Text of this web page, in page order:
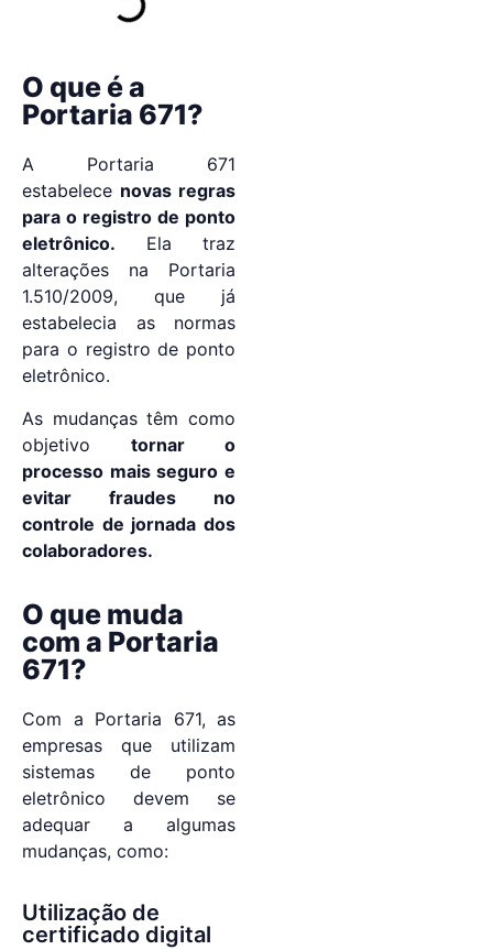
O que é a
Portaria 671?
A Portaria 671
estabelece novas regras
para o registro de ponto
eletrônico. Ela traz
alterações na Portaria
1.510/2009, que já
estabelecia as normas
para o registro de ponto
eletrônico.
As mudanças têm como
objetivo tornar o
processo mais seguro e
evitar fraudes no
controle de jornada dos
colaboradores.
O que muda
com a Portaria
671?
Com a Portaria 671, as
empresas que utilizam
sistemas de ponto
eletrônico devem se
adequar a algumas
mudanças, como:
Utilização de
certificado digital